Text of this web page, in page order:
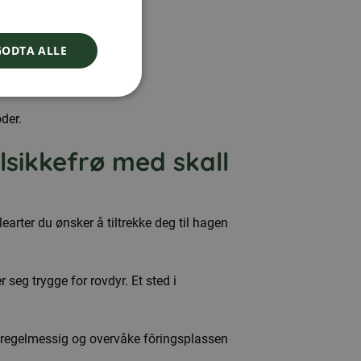
med skall
du ønsker å tiltrekke deg til hagen
seg trygge for rovdyr. Et sted i
og overvåke fôringsplassen
NORWEGIAN
ALLE